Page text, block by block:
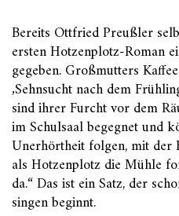
Bereits Ottfried Preußler
ersten Hotzenplotz-Roman
gegeben. Großmutters
‚Sehnsucht nach dem
sind ihrer Furcht vor dem
im Schulsaal begegnet und
Unerhörtheit folgen, mit der
als Hotzenplotz die Mühle
da.“ Das ist ein Satz, der
singen beginnt.